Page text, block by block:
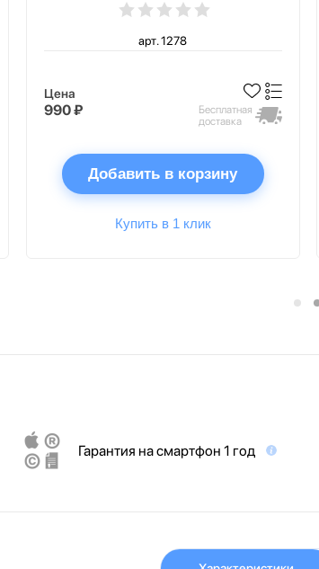
арт. 1278
Цена
990 ₽
Бесплатная
доставка
Добавить в корзину
Купить в 1 клик
Гарантия на смартфон 1 год